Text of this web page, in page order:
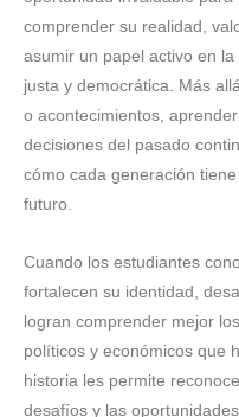
comprender su realidad,
asumir un papel activo en
justa y democrática. Más
o acontecimientos,
decisiones del pasado
cómo cada generación
futuro.
Cuando los estudiantes
fortalecen su identidad,
logran comprender mejor
políticos y económicos que
historia les permite
desafíos y las